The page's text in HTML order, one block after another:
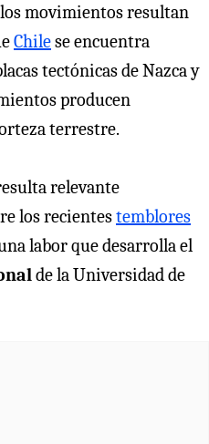
movimientos resultan
Chilese encuentra
tectónicas de Nazca y
producen
terrestre.
relevante
los recientestemblores
labor que desarrolla el
de la Universidad de